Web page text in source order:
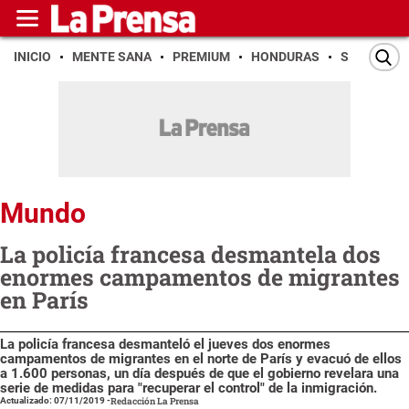
INICIO MENTE SANA PREMIUM HONDURAS SAN PEDRO
Mundo
La policía francesa desmantela dos
enormes campamentos de migrantes
en París
La policía francesa desmanteló el jueves dos enormes
campamentos de migrantes en el norte de París y evacuó de ellos
a 1.600 personas, un día después de que el gobierno revelara una
serie de medidas para "recuperar el control" de la inmigración.
Actualizado: 07/11/2019-Redacción La Prensa